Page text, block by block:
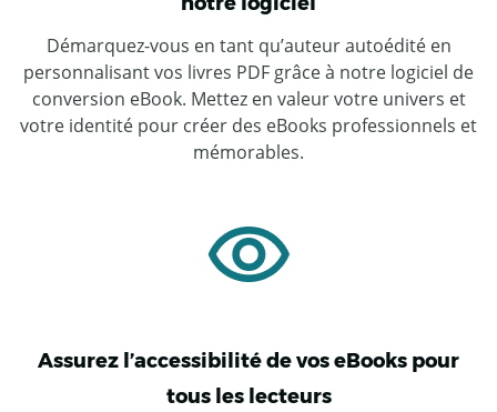
Démarquez-vous en tant qu’auteur autoédité en
personnalisant vos livres PDF grâce à notre logiciel de
conversion eBook. Mettez en valeur votre univers et
votre identité pour créer des eBooks professionnels et
mémorables.
Assurez l’accessibilité de vos eBooks pour
tous les lecteurs